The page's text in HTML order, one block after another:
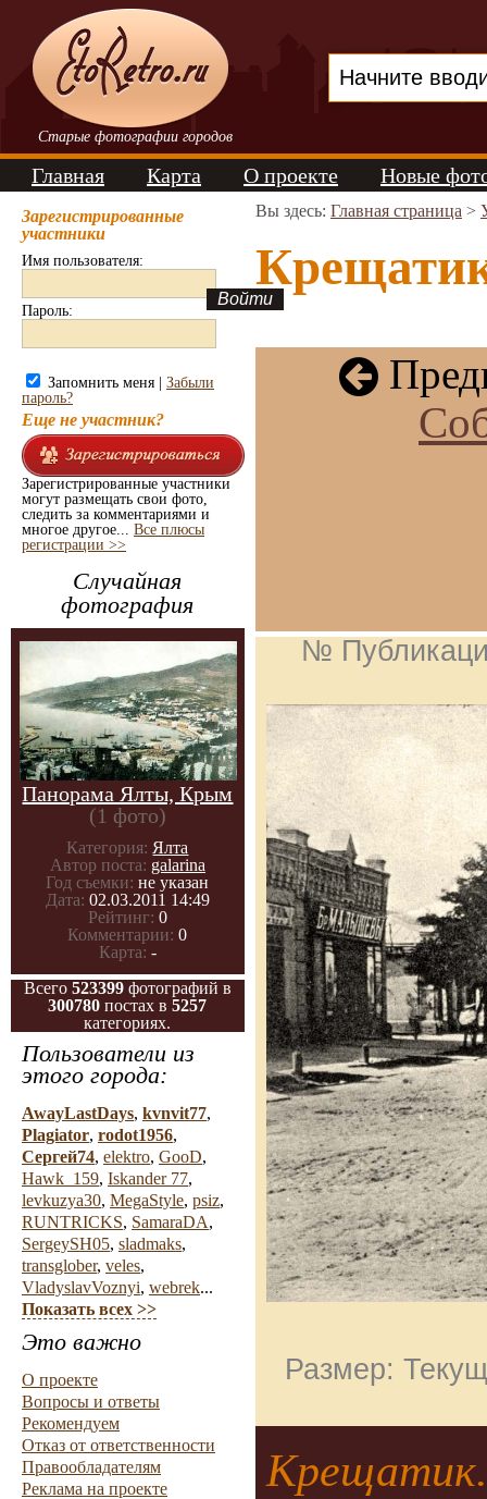
Старые фотографии городов
Главная Карта О проекте Новые
Зарегистрированные
участники
Имя пользователя:
Пароль:
Запомнить меня | Забыли
пароль?
Еще не участник?
Зарегистрированные участники
могут размещать свои фото,
следить за комментариями и
многое другое... Все плюсы
регистрации >>
Случайная
фотография
Панорама Ялты, Крым
(1 фото)
Категория: Ялта
Автор поста: galarina
Год съемки: не указан
Дата: 02.03.2011 14:49
Рейтинг: 0
Комментарии: 0
Карта: -
Всего 523399 фотографий в
300780 постах в5257
категориях.
Пользователи из
этого города:
AwayLastDays, kvnvit77,
Plagiator, rodot1956,
Сергей74, elektro, GooD,
Hawk_159, Iskander 77,
levkuzya30, MegaStyle, psiz,
RUNTRICKS, SamaraDA,
SergeySH05, sladmaks,
transglober, veles,
VladyslavVoznyi, webrek...
Показать всех >>
Это важно
О проекте
Вопросы и ответы
Рекомендуем
Отказ от ответственности
Правообладателям
Реклама на проекте
Вы здесь: Главная страница >
№
Размер:
Крещатик.